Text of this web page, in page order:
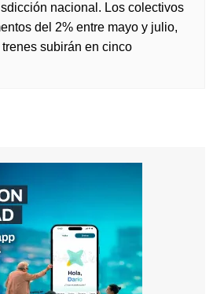
nacional. Los colectivos
del 2% entre mayo y julio,
subirán en cinco